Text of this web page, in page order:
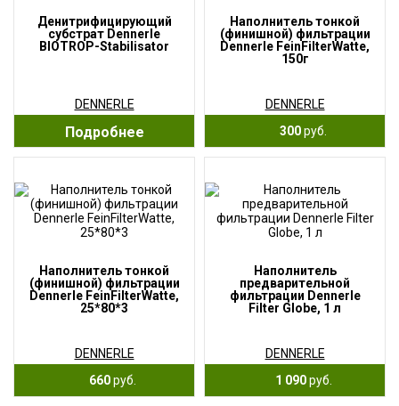
Денитрифицирующий
субстрат Dennerle
BIOTROP-Stabilisator
DENNERLE
Подробнее
Наполнитель тонкой
(финишной) фильтрации
Dennerle FeinFilterWatte,
150г
DENNERLE
300руб.
Наполнитель тонкой
(финишной) фильтрации
Dennerle FeinFilterWatte,
25*80*3
DENNERLE
660руб.
Наполнитель
предварительной
фильтрации Dennerle
Filter Globe, 1 л
DENNERLE
1 090руб.